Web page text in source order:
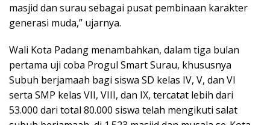
masjid dan surau sebagai pusat pembinaan karakter
generasi muda,” ujarnya.
Wali Kota Padang menambahkan, dalam tiga bulan
pertama uji coba Progul Smart Surau, khususnya
Subuh berjamaah bagi siswa SD kelas IV, V, dan VI
serta SMP kelas VII, VIII, dan IX, tercatat lebih dari
53.000 dari total 80.000 siswa telah mengikuti salat